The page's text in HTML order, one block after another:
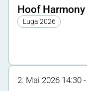
Hoof
Luga 2026
2. Mai 2026 14:30